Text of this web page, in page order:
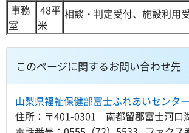
事務
室
48平
米
相談・判定受付、施設利用
このページに関するお問い合わせ先
山梨県福祉保健部富士ふれあいセンター
住所：〒401-0301 南都留郡富士河口